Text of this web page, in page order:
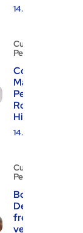
14.11.2024
Cuidados
Pessoais
Como
Manter a
Pele do
Rosto
Hidratada
14.11.2024
Cuidados
Pessoais
Body Splash:
Descubra o
frescor e a
versatilidade